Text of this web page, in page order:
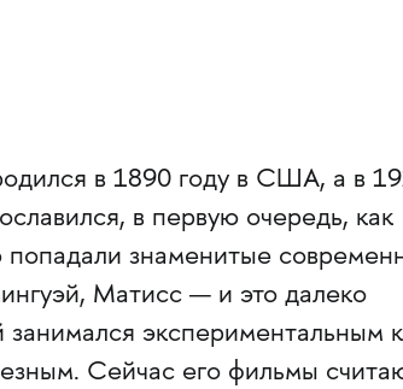
в 1890 году в США, а в
в первую очередь, как
попадали знаменитые
Матисс — и это далеко
экспериментальным
Сейчас его фильмы